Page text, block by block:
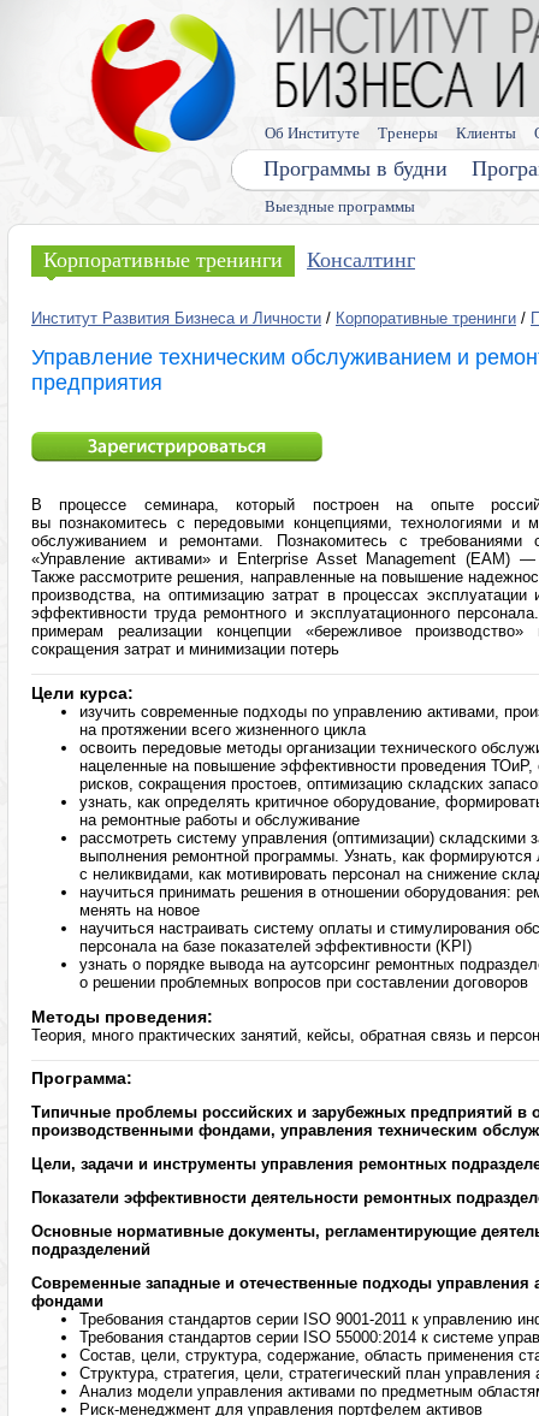
Выездные программы
Программы в будни
Об Институте Тренеры Клиенты
Корпоративные тренинги Консалтинг
Институт Развития Бизнеса и Личности / Корпоративные тренинги /
Управление техническим обслуживанием и
предприятия
В процессе семинара, который построен на опыте
вы познакомитесь с передовыми концепциями, технологиями и
обслуживанием и ремонтами. Познакомитесь с требованиями
«Управление активами» и Enterprise Asset Management (EAM) —
Также рассмотрите решения, направленные на повышение
производства, на оптимизацию затрат в процессах
эффективности труда ремонтного и эксплуатационного
примерам реализации концепции «бережливое
сокращения затрат и минимизации потерь
Цели курса:
изучить современные подходы по управлению активами,
на протяжении всего жизненного цикла
освоить передовые методы организации технического
нацеленные на повышение эффективности проведения ТОиР,
рисков, сокращения простоев, оптимизацию складских
узнать, как определять критичное оборудование,
на ремонтные работы и обслуживание
рассмотреть систему управления (оптимизации) складскими
выполнения ремонтной программы. Узнать, как
с неликвидами, как мотивировать персонал на снижение
научиться принимать решения в отношении оборудования:
менять на новое
научиться настраивать систему оплаты и стимулирования
персонала на базе показателей эффективности (KPI)
узнать о порядке вывода на аутсорсинг ремонтных
о решении проблемных вопросов при составлении договоров
Методы проведения:
Теория, много практических занятий, кейсы, обратная связь и
Программа:
Типичные проблемы российских и зарубежных предприятий в
производственными фондами, управления техническим
Цели, задачи и инструменты управления ремонтных
Показатели эффективности деятельности ремонтных
Основные нормативные документы, регламентирующие
подразделений
Современные западные и отечественные подходы управления
фондами
Требования стандартов серии ISO 9001-2011 к управлению
Требования стандартов серии ISO 55000:2014 к системе
Состав, цели, структура, содержание, область применения
Структура, стратегия, цели, стратегический план управления
Анализ модели управления активами по предметным
Риск-менеджмент для управления портфелем активов